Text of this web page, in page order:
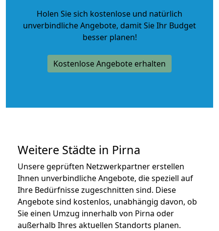
Holen Sie sich kostenlose und natürlich
unverbindliche Angebote, damit Sie Ihr Budget
besser planen!
Kostenlose Angebote erhalten
Weitere Städte in Pirna
Unsere geprüften Netzwerkpartner erstellen
Ihnen unverbindliche Angebote, die speziell auf
Ihre Bedürfnisse zugeschnitten sind. Diese
Angebote sind kostenlos, unabhängig davon, ob
Sie einen Umzug innerhalb von Pirna oder
außerhalb Ihres aktuellen Standorts planen.